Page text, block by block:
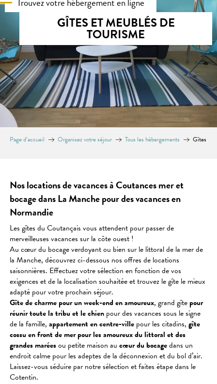
GÎTES ET MEUBLÉS DE
TOURISME
Page d’accueil Organisez votre séjour Tous les hébergements Gîtes
Nos locations de vacances à Coutances mer et
bocage dans La Manche pour des vacances en
Normandie
Les gîtes du Coutançais vous attendent pour passer de
merveilleuses vacances sur la côte ouest !
Au cœur du bocage verdoyant ou bien sur le littoral de la mer de
la Manche, découvrez ci-dessous nos offres de locations
saisonnières. Effectuez votre sélection en fonction de vos
exigences et de la localisation souhaitée et trouvez le gîte le mieux
adapté pour votre prochain séjour.
Gîte de charme pour un week-end en amoureux, grand gîte pour
réunir toute la tribu et le chien pour des vacances sous le signe
de la famille, appartement en centre-ville pour les citadins, gîte
cossu en front de mer pour les amoureux du littoral et des
grandes maréesou petite maison au cœur du bocagedans un
endroit calme pour les adeptes de la déconnexion et du bol d’air.
Laissez-vous séduire par notre sélection et faites étape dans le
Cotentin.